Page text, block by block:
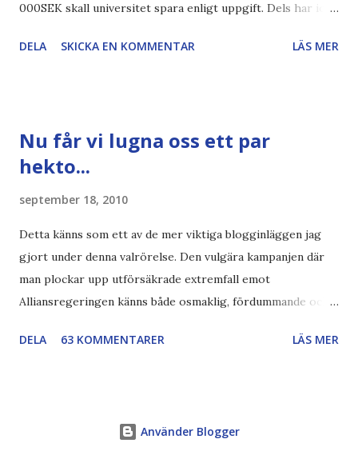
000SEK skall universitet spara enligt uppgift. Dels har iofs
"bläck". Dels så undrar jag om de 30% besparingar -
min bloggläsarundersökning Läs även andra bloggares
åsikter om Century Gothic , besparingar , Ecofont ,
DN , Ex
DELA SKICKA EN KOMMENTAR LÄS MER
Nu får vi lugna oss ett par
hekto...
september 18, 2010
Detta känns som ett av de mer viktiga blogginläggen jag
gjort under denna valrörelse. Den vulgära kampanjen där
man plockar upp utförsäkrade extremfall emot
Alliansregeringen känns både osmaklig, fördummande och
Och nej, det handlar absolut inte om att jag negligerar eller
Det handlar dels om fyrkantig byråkrati och ett lovvärt
DELA 63 KOMMENTARER LÄS MER
Använder Blogger